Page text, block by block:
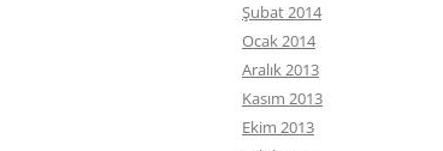
Şubat 2014
Ocak 2014
Aralık 2013
Kasım 2013
Ekim 2013